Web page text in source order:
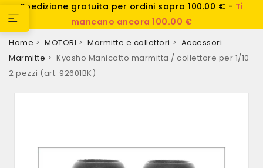
Spedizione gratuita per ordini sopra 100.00 € - Ti
mancano ancora 100.00 €
Home MOTORI Marmitte e collettori
Accessori
Marmitte
Kyosho Manicotto marmitta / collettore per 1/10
2 pezzi (art. 92601BK)